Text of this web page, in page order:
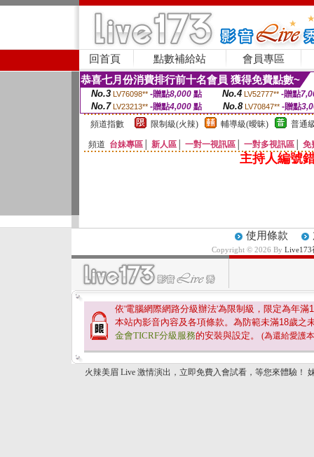
回首頁 點數補給站 會員專區
恭喜七月份消費排行前十名會員 獲得免費點數~
No.3 LV76098** -贈點8,000點 No.4 LV52777** -贈點
No.7 LV23213** -贈點4,000 點 No.8 LV70847** -贈點
頻道指數
限制級(火辣) 輔導級(曖昧) 普通
頻道 台妹專區 新人區 一對一視訊區 一對多視訊區 免
主持人編號
使用條款
Copyright © 2026 By Live173
依'電腦網際網路分級辦法'為限制級，限定為年滿
本站內影音內容及各項條款。為防範未滿18歲之
金會TICRF分級服務的安裝與設定。 (為還給愛護
火辣美眉 Live 激情演出，立即免費入會試看，等您來體驗！